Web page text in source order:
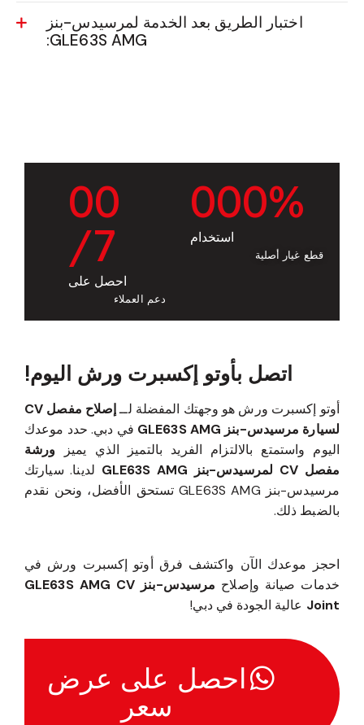
اختبار الطريق بعد الخدمة لمرسيدس-بنز
GLE63S AMG:
000%
استخدام
قطع غيار أصلية
00
/7
احصل على
دعم العملاء
اتصل بأوتو إكسبرت ورش اليوم!
أوتو إكسبرت ورش هو وجهتك المفضلة لــ
إصلاح مفصل CV
لسيارة مرسيدس-بنز GLE63S AMG
في دبي. حدد موعدك
اليوم واستمتع بالالتزام الفريد بالتميز الذي يميز ورشة
مفصل CV لمرسيدس-بنز GLE63S AMG
لدينا. سيارتك
مرسيدس-بنز GLE63S AMG تستحق الأفضل، ونحن نقدم
بالضبط ذلك.
احجز موعدك الآن واكتشف فرق أوتو إكسبرت ورش في
خدمات صيانة وإصلاح
مرسيدس-بنز GLE63S AMG CV
Joint عالية الجودة في دبي!
احصل على عرض
سعر